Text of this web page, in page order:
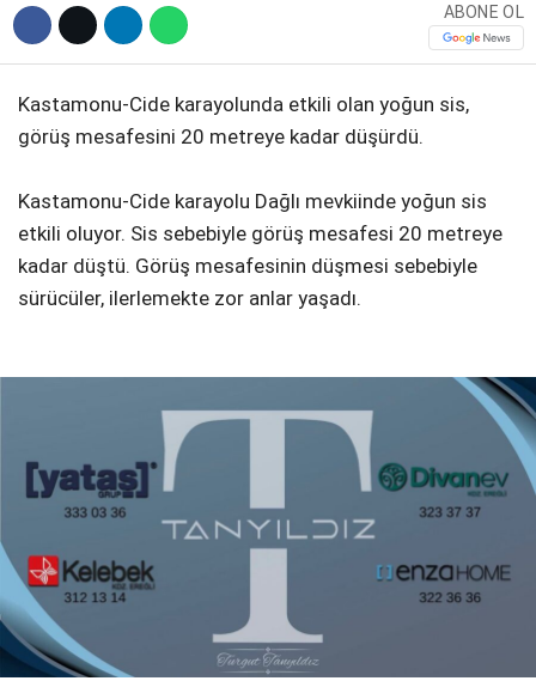
ABONE OL
Kastamonu-Cide karayolunda etkili olan yoğun sis,
görüş mesafesini 20 metreye kadar düşürdü.
Kastamonu-Cide karayolu Dağlı mevkiinde yoğun sis
etkili oluyor. Sis sebebiyle görüş mesafesi 20 metreye
kadar düştü. Görüş mesafesinin düşmesi sebebiyle
sürücüler, ilerlemekte zor anlar yaşadı.